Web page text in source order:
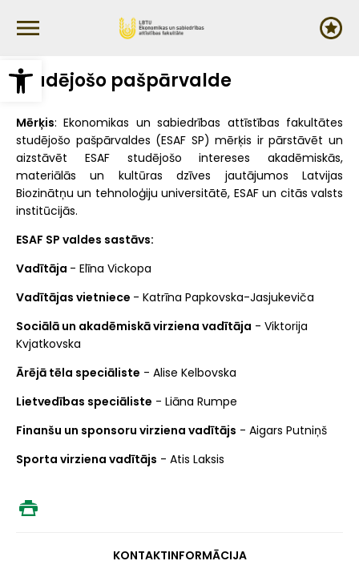
Open toolbar
galveno
Studējošo pašpārvalde
Mērķis: Ekonomikas un sabiedrības attīstības fakultātes
studējošo pašpārvaldes (ESAF SP) mērķis ir pārstāvēt un
aizstāvēt ESAF studējošo intereses akadēmiskās,
materiālās un kultūras dzīves jautājumos Latvijas
Biozinātņu un tehnoloģiju universitātē, ESAF un citās valsts
institūcijās.
ESAF SP valdes sastāvs:
Vadītāja - Elīna Vickopa
Vadītājas vietniece - Katrīna Papkovska-Jasjukeviča
Sociālā un akadēmiskā virziena vadītāja - Viktorija
Kvjatkovska
Ārējā tēla speciāliste - Alise Kelbovska
Lietvedības speciāliste - Liāna Rumpe
Finanšu un sponsoru virziena vadītājs - Aigars Putniņš
Sporta virziena vadītājs - Atis Laksis
KONTAKTINFORMĀCIJA